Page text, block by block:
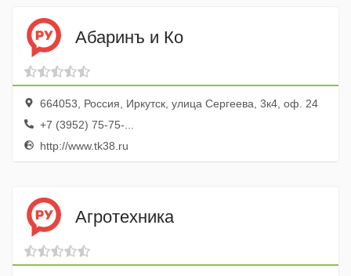
Абаринъ и Ко
664053, Россия, Иркутск, улица Сергеева, 3к4, оф. 24
+7 (3952) 75-75-...
http://www.tk38.ru
Агротехника